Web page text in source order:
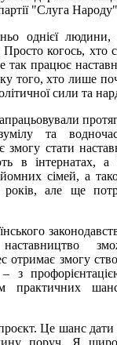
"Слуга
однієї
Просто когось, хто
так працює
того, хто лише
сили та
та
змогу стати
в інтернатах, а
сімей, а
але ще
отримає змогу
з
практичних
Це шанс дати
поруч. Я щиро